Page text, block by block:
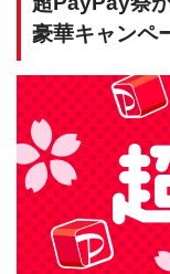
豪華キャンペ